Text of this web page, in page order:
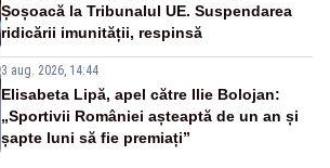
Șoșoacă la Tribunalul UE. Suspendarea
ridicării imunității, respinsă
3 aug. 2026, 14:44
Elisabeta Lipă, apel către Ilie Bolojan:
„Sportivii României așteaptă de un an și
șapte luni să fie premiați”